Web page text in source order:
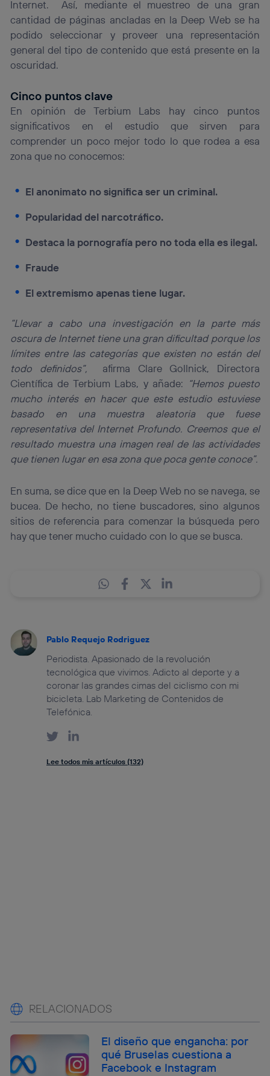
Internet. Así, mediante el muestreo de una gran
cantidad de páginas ancladas en la Deep Web se ha
podido seleccionar y proveer una representación
general del tipo de contenido que está presente en la
oscuridad.
Cinco puntos clave
En opinión de Terbium Labs hay cinco puntos
significativos en el estudio que sirven para
comprender un poco mejor todo lo que rodea a esa
zona que no conocemos:
El anonimato no significa ser un criminal.
Popularidad del narcotráfico.
Destaca la pornografía pero no toda ella es ilegal.
Fraude
El extremismo apenas tiene lugar.
“Llevar a cabo una investigación en la parte más
oscura de Internet tiene una gran dificultad porque los
límites entre las categorías que existen no están del
todo definidos”,
afirma Clare Gollnick, Directora
Científica de Terbium Labs, y añade: “Hemos puesto
mucho interés en hacer que este estudio estuviese
basado en una muestra aleatoria que fuese
representativa del Internet Profundo. Creemos que el
resultado muestra una imagen real de las actividades
que tienen lugar en esa zona que poca gente conoce”.
En suma, se dice que en la Deep Web no se navega, se
bucea. De hecho, no tiene buscadores, sino algunos
sitios de referencia para comenzar la búsqueda pero
hay que tener mucho cuidado con lo que se busca.
Pablo Requejo Rodriguez
Periodista. Apasionado de la revolución
tecnológica que vivimos. Adicto al deporte y a
coronar las grandes cimas del ciclismo con mi
bicicleta. Lab Marketing de Contenidos de
Telefónica.
Lee todos mis artículos (132)
RELACIONADOS
El diseño que engancha: por
qué Bruselas cuestiona a
Facebook e Instagram